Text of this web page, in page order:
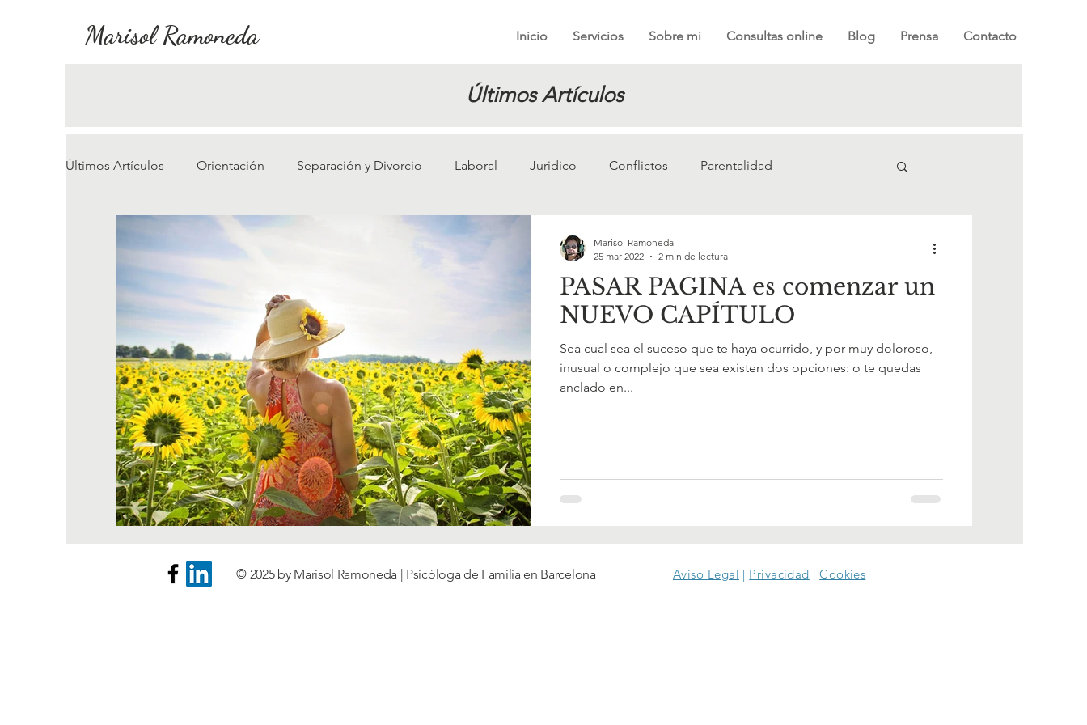
Marisol Ramoneda Inicio Servicios Sobre mi Consultas online Blog Prensa Contacto
Últimos Artículos
Últimos Artículos Orientación Separación y Divorcio Laboral Juridico Conflictos Parentalidad
PASAR PAGINA es comenzar un
NUEVO CAPÍTULO
Sea cual sea el suceso que te haya ocurrido, y por muy doloroso,
inusual o complejo que sea existen dos opciones: o te quedas
anclado en...
Marisol Ramoneda
25 mar 2022
2 min de lectura
© 2025 by Marisol Ramoneda | Psicóloga de Familia en Barcelona Aviso Legal | Privacidad |Cookies